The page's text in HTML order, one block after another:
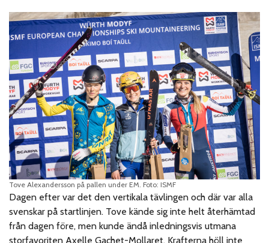
Tove Alexandersson på pallen under EM. Foto: ISMF
Dagen efter var det den vertikala tävlingen och där var alla
svenskar på startlinjen. Tove kände sig inte helt återhämtad
från dagen före, men kunde ändå inledningsvis utmana
storfavoriten Axelle Gachet-Mollaret. Krafterna höll inte